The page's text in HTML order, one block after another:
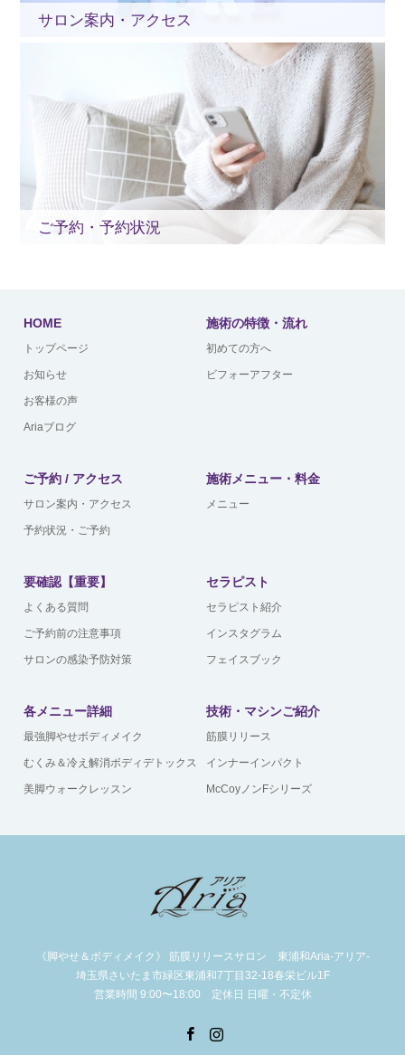
サロン案内・アクセス
ご予約・予約状況
HOME
トップページ
お知らせ
お客様の声
Ariaブログ
施術の特徴・流れ
初めての方へ
ビフォーアフター
ご予約 / アクセス
サロン案内・アクセス
予約状況・ご予約
施術メニュー・料金
メニュー
要確認【重要】
よくある質問
ご予約前の注意事項
サロンの感染予防対策
セラピスト
セラピスト紹介
インスタグラム
フェイスブック
各メニュー詳細
最強脚やせボディメイク
むくみ＆冷え解消ボディデトックス
美脚ウォークレッスン
技術・マシンご紹介
筋膜リリース
インナーインパクト
McCoyノンFシリーズ
《脚やせ＆ボディメイク》 筋膜リリースサロン 東浦和Aria-アリア-
埼玉県さいたま市緑区東浦和7丁目32-18春栄ビル1F
営業時間 9:00〜18:00 定休日 日曜・不定休